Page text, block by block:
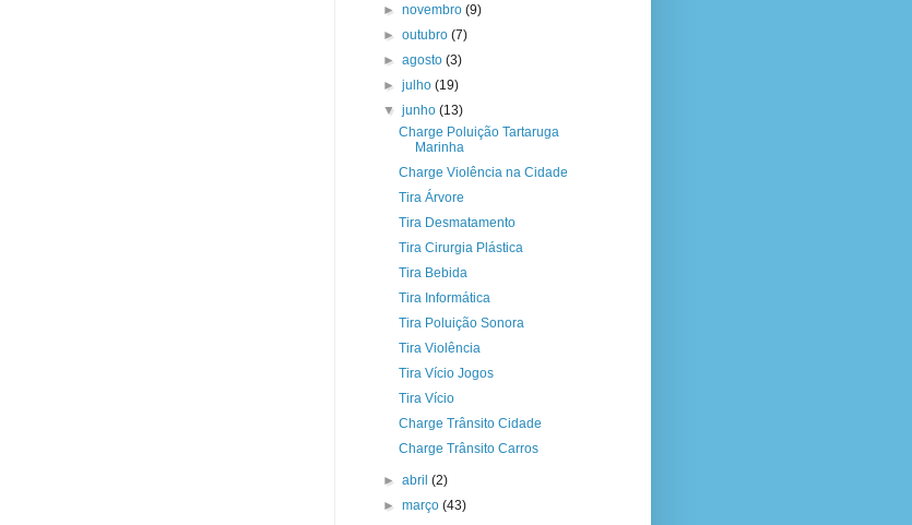
► novembro (9)
► outubro (7)
► agosto (3)
► julho (19)
▼ junho (13)
Charge Poluição Tartaruga
Marinha
Charge Violência na Cidade
Tira Árvore
Tira Desmatamento
Tira Cirurgia Plástica
Tira Bebida
Tira Informática
Tira Poluição Sonora
Tira Violência
Tira Vício Jogos
Tira Vício
Charge Trânsito Cidade
Charge Trânsito Carros
► abril (2)
► março (43)